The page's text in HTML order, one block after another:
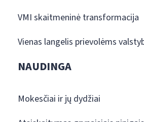
VMI skaitmeninė transformacija
Vienas langelis prievolėms
NAUDINGA
Mokesčiai ir jų dydžiai